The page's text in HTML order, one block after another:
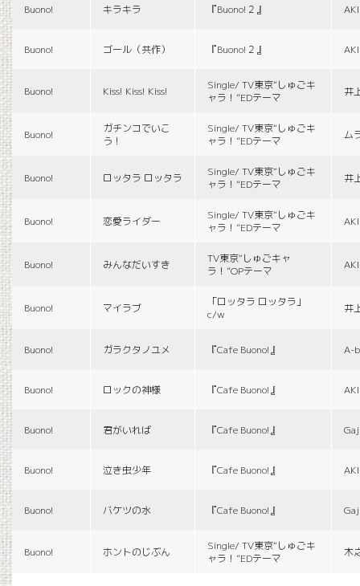
Buono! キラキラ 『Buono!２』
Buono! ゴール（共作） 『Buono!２』
Buono! Kiss! Kiss! Kiss!
Single/ TV東京“しゅごキ
ャラ！”EDテーマ
井
Buono!
ガチンコでいこ
う！
Single/ TV東京“しゅごキ
ャラ！”EDテーマ
ム
Buono! ロッタラ ロッタラ
Single/ TV東京“しゅごキ
ャラ！”EDテーマ
井
Buono! 恋愛ライダー
Single/ TV東京“しゅごキ
ャラ！”EDテーマ
Buono! みんなだいすき
TV東京“しゅごキャ
ラ！”OPテーマ
Buono! マイラブ
「ロッタラ ロッタラ」
c/w
井
Buono! ガラクタノユメ 『Cafe Buono!』 A-
Buono! ロックの神様 『Cafe Buono!』
Buono! 君がいれば 『Cafe Buono!』
Buono! 泣き虫少年 『Cafe Buono!』
Buono! バケツの水 『Cafe Buono!』
Buono! ホントのじぶん
Single/ TV東京“しゅごキ
ャラ！”EDテーマ
木